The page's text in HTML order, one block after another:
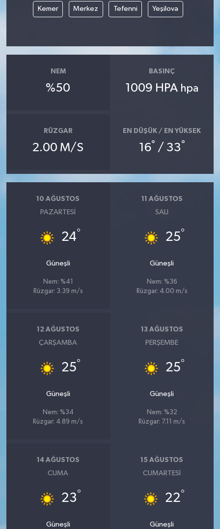
Kemer Merkez Tefenni Yeşilova
NEM
%50
BASINÇ
1009 HPA hpa
RÜZGAR
2.00 M/S
EN DÜŞÜK / EN YÜKSEK
16° / 33°
10 AĞUSTOS
PAZARTESI
24°
Güneşli
Nem: %41
Rüzgar: 3.39 m/s
11 AĞUSTOS
SALI
25°
Güneşli
Nem: %36
Rüzgar: 4.00 m/s
12 AĞUSTOS
ÇARŞAMBA
25°
Güneşli
Nem: %34
Rüzgar: 4.89 m/s
13 AĞUSTOS
PERŞEMBE
25°
Güneşli
Nem: %32
Rüzgar: 7.11 m/s
14 AĞUSTOS
CUMA
23°
Güneşli
15 AĞUSTOS
CUMARTESI
22°
Güneşli